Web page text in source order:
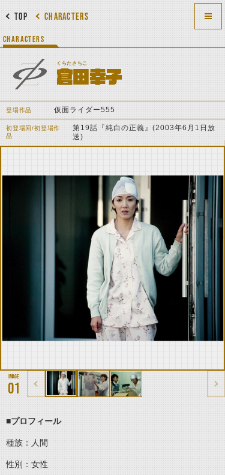
CHARACTERS
TOP
CHARACTERS
くらたさちこ
倉田幸子
登場作品 仮面ライダー555
初登場回/初登場作
品
第19話『純白の正義』(2003年6月1日放
送)
01
■プロフィール
種族：人間
性別：女性